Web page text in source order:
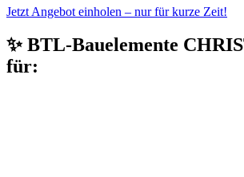
Jetzt Angebot einholen – nur für kurze Zeit!
✨ BTL-Bauelemente
für: